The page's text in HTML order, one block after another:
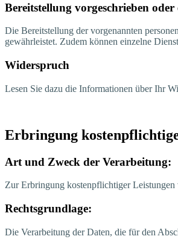
Bereit­stel­lung vor­ge­schrie­ben
Die Bereit­stel­lung der vor­ge­nann­ten
gewähr­leis­tet. Zudem kön­nen ein­zel­ne
Wider­spruch
Lesen Sie dazu die Infor­ma­tio­nen über Ihr
Erbrin­gung
Art und Zweck der Verarbeitung:
Zur Erbrin­gung kos­ten­pflich­ti­ger Leis­tun­gen
Rechts­grund­la­ge:
Die Ver­ar­bei­tung der Daten, die für den